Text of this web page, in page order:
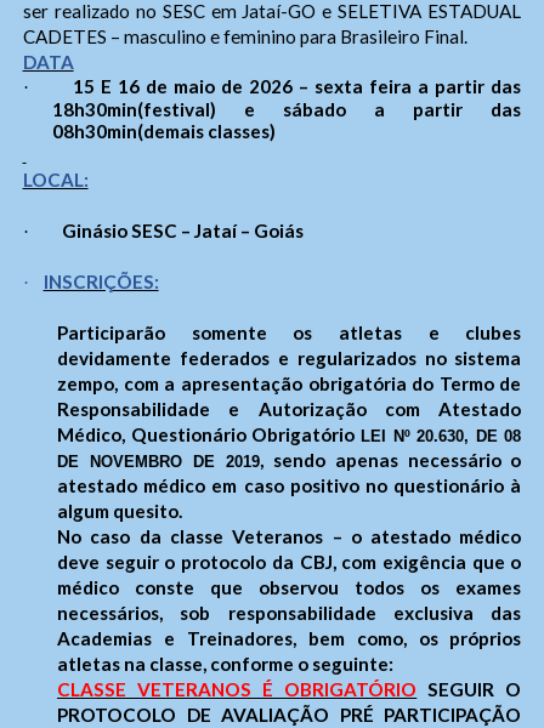
ser realizado no SESC em Jataí-GO e SELETIVA ESTADUAL
CADETES – masculino e feminino para Brasileiro Final.
DATA
·
15 E 16 de maio de 2026 – sexta feira a partir das
18h30min(festival) e sábado a partir das
08h30min(demais classes)
LOCAL:
· Ginásio SESC – Jataí – Goiás
· INSCRIÇÕES:
Participarão somente os atletas e clubes
devidamente federados e regularizados no sistema
zempo, com a apresentação obrigatória do Termo de
Responsabilidade e Autorização com Atestado
Médico, Questionário Obrigatório LEI Nº 20.630, DE 08
DE NOVEMBRO DE 2019, sendo apenas necessário o
atestado médico em caso positivo no questionário à
algum quesito.
No caso da classe Veteranos – o atestado médico
deve seguir o protocolo da CBJ, com exigência que o
médico conste que observou todos os exames
necessários, sob responsabilidade exclusiva das
Academias e Treinadores, bem como, os próprios
atletas na classe, conforme o seguinte:
CLASSE VETERANOS É OBRIGATÓRIO SEGUIR O
PROTOCOLO DE AVALIAÇÃO PRÉ PARTICIPAÇÃO